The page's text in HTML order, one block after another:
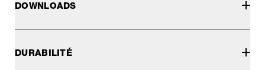
DOWNLOADS
DURABILITÉ